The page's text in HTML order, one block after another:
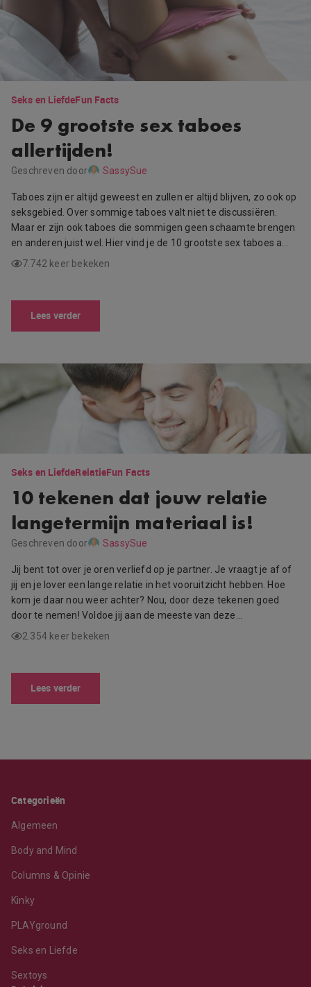
Seks en LiefdeFun Facts
De 9 grootste sex taboes
allertijden!
Geschreven door SassySue
Taboes zijn er altijd geweest en zullen er altijd blijven, zo ook op
seksgebied. Over sommige taboes valt niet te discussiëren.
Maar er zijn ook taboes die sommigen geen schaamte brengen
en anderen juist wel. Hier vind je de 10 grootste sex taboes a…
7.742 keer bekeken
Lees verder
Seks en LiefdeRelatieFun Facts
10 tekenen dat jouw relatie
langetermijn materiaal is!
Geschreven door SassySue
Jij bent tot over je oren verliefd op je partner. Je vraagt je af of
jij en je lover een lange relatie in het vooruitzicht hebben. Hoe
kom je daar nou weer achter? Nou, door deze tekenen goed
door te nemen! Voldoe jij aan de meeste van deze…
2.354 keer bekeken
Lees verder
Categorieën
Algemeen
Body and Mind
Columns & Opinie
Kinky
PLAYground
Seks en Liefde
Sextoys